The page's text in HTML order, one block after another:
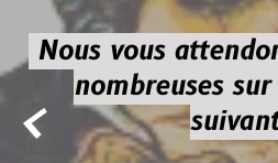

Nous vous
nombreuses